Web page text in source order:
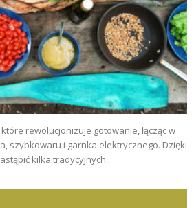
rewolucjonizuje gotowanie, łącząc w
szybkowaru i garnka elektrycznego. Dzięki
kilka tradycyjnych...